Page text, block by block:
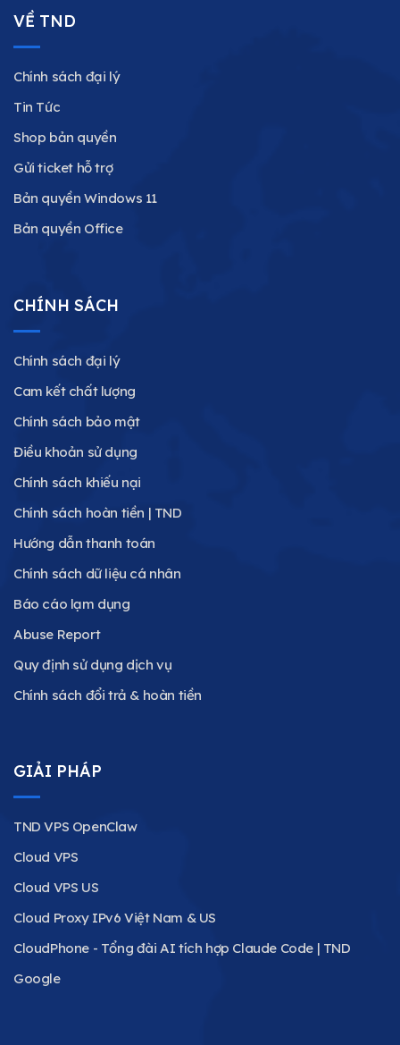
VỀ TND
Chính sách đại lý
Tin Tức
Shop bản quyền
Gửi ticket hỗ trợ
Bản quyền Windows 11
Bản quyền Office
CHÍNH SÁCH
Chính sách đại lý
Cam kết chất lượng
Chính sách bảo mật
Điều khoản sử dụng
Chính sách khiếu nại
Chính sách hoàn tiền | TND
Hướng dẫn thanh toán
Chính sách dữ liệu cá nhân
Báo cáo lạm dụng
Abuse Report
Quy định sử dụng dịch vụ
Chính sách đổi trả & hoàn tiền
GIẢI PHÁP
TND VPS OpenClaw
Cloud VPS
Cloud VPS US
Cloud Proxy IPv6 Việt Nam & US
CloudPhone - Tổng đài AI tích hợp Claude Code | TND
Google